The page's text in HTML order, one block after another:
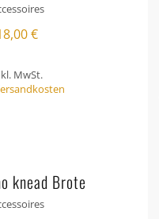
€
MwSt.
knead Brote